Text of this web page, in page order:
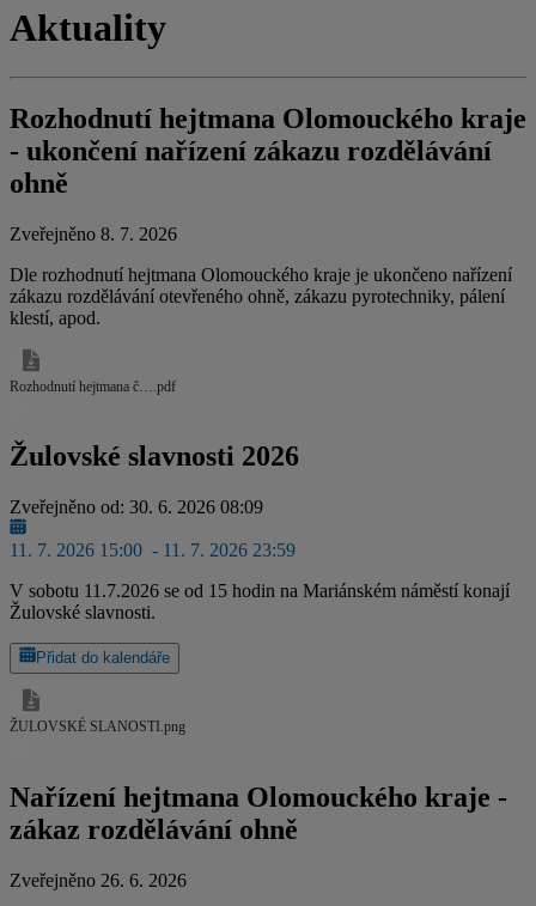
Aktuality
Rozhodnutí hejtmana Olomouckého kraje
- ukončení nařízení zákazu rozdělávání
ohně
Zveřejněno 8. 7. 2026
Dle rozhodnutí hejtmana Olomouckého kraje je ukončeno nařízení
zákazu rozdělávání otevřeného ohně, zákazu pyrotechniky, pálení
klestí, apod.
Rozhodnutí hejtmana č….pdf
Žulovské slavnosti 2026
Zveřejněno od: 30. 6. 2026 08:09
11. 7. 2026 15:00 - 11. 7. 2026 23:59
V sobotu 11.7.2026 se od 15 hodin na Mariánském náměstí konají
Žulovské slavnosti.
Přidat do kalendáře
ŽULOVSKÉ SLANOSTI.png
Nařízení hejtmana Olomouckého kraje -
zákaz rozdělávání ohně
Zveřejněno 26. 6. 2026